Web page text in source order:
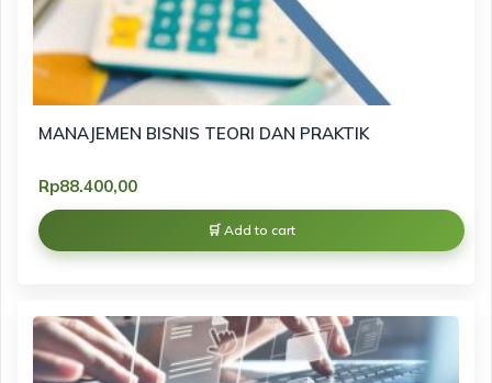
MANAJEMEN BISNIS TEORI DAN PRAKTIK
Rp88.400,00
Add to cart